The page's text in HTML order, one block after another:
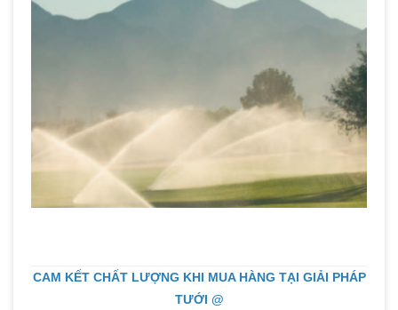
CAM KẾT CHẤT LƯỢNG KHI MUA HÀNG TẠI GIẢI PHÁP
TƯỚI @